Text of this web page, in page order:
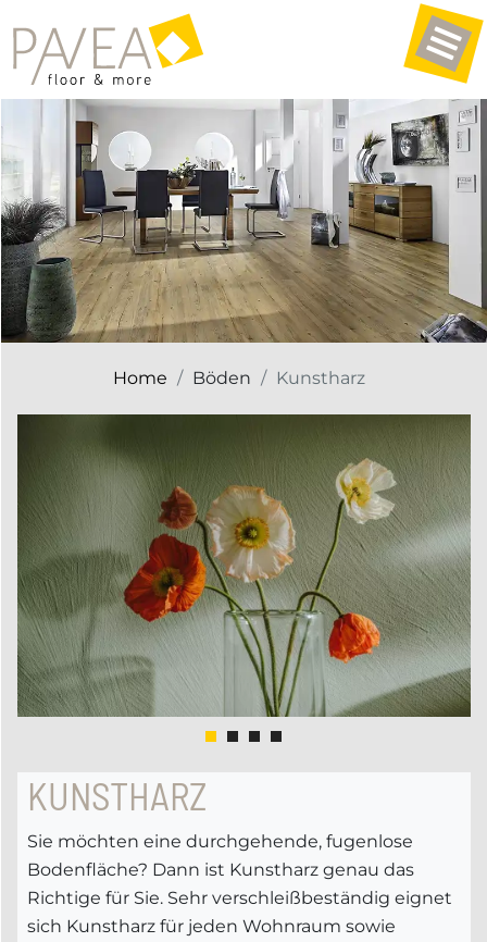
Home Böden Kunstharz
KUNSTHARZ
Sie möchten eine durchgehende, fugenlose
Bodenfläche? Dann ist Kunstharz genau das
Richtige für Sie. Sehr verschleißbeständig eignet
sich Kunstharz für jeden Wohnraum sowie